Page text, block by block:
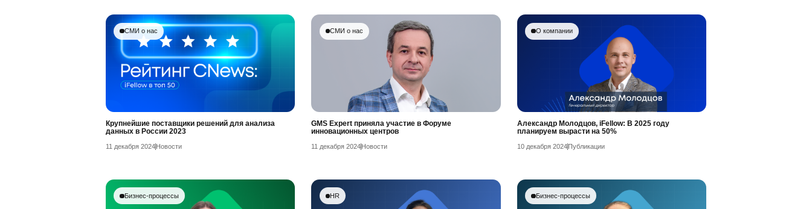
СМИ о нас
Крупнейшие поставщики решений для анализа
данных в России 2023
11 декабря 2024Новости
СМИ о нас
GMS Expert приняла участие в Форуме
инновационных центров
11 декабря 2024Новости
О компании
Александр Молодцов, iFellow: В 2025 году
планируем вырасти на 50%
10 декабря 2024Публикации
Бизнес-процессы HR Бизнес-процессы